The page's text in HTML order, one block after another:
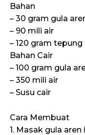
Bahan
– 30 gram gula
– 90 mili air
– 120 gram
Bahan Cair
– 100 gram gula
– 350 mili air
– Susu cair
Cara Membuat
1. Masak gula